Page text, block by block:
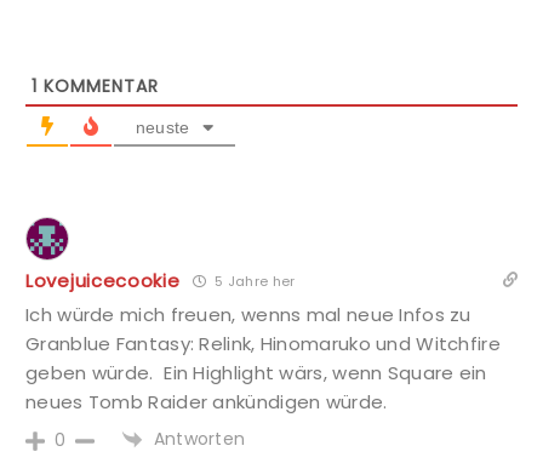
1 KOMMENTAR
neuste
Lovejuicecookie 5 Jahre her
Ich würde mich freuen, wenns mal neue Infos zu
Granblue Fantasy: Relink, Hinomaruko und Witchfire
geben würde. Ein Highlight wärs, wenn Square ein
neues Tomb Raider ankündigen würde.
0 Antworten